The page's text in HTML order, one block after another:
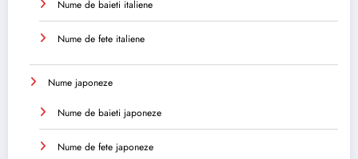
Nume de baieti italiene
Nume de fete italiene
Nume japoneze
Nume de baieti japoneze
Nume de fete japoneze